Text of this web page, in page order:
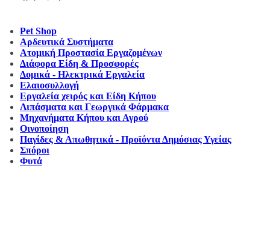
του
προϊόντος
Pet Shop
Αρδευτικά Συστήματα
Ατομική Προστασία Εργαζομένων
Διάφορα Είδη & Προσφορές
Δομικά - Ηλεκτρικά Εργαλεία
Ελαιοσυλλογή
Εργαλεία χειρός και Είδη Κήπου
Λιπάσματα και Γεωργικά Φάρμακα
Μηχανήματα Κήπου και Αγρού
Οινοποίηση
Παγίδες & Απωθητικά - Προϊόντα Δημόσιας Υγείας
Σπόροι
Φυτά